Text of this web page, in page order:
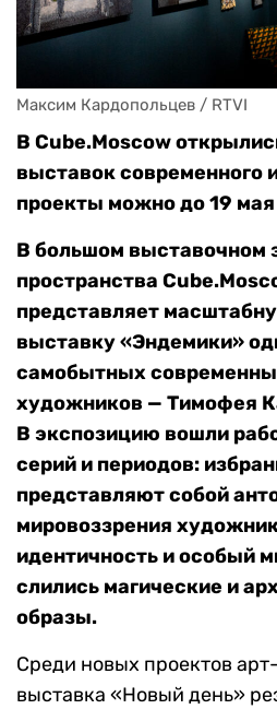
Максим Кардопольцев / RTVI
В Cube.Moscow
выставок современного
проекты можно до 19
В большом выставочном
пространства
представляет
выставку «Эндемики»
самобытных
художников — Тимофея
В экспозицию вошли
серий и периодов:
представляют собой
мировоззрения
идентичность и особый
слились магические и
образы.
Среди новых проектов
выставка «Новый день»